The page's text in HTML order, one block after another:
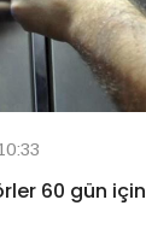
60 gün